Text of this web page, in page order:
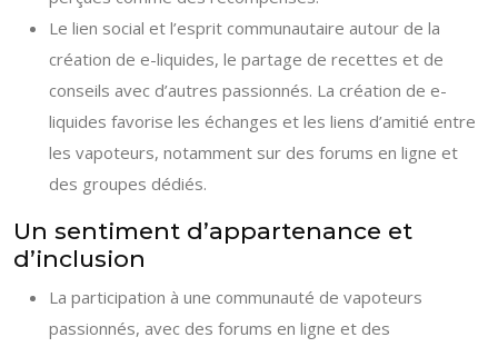
Le lien social et l’esprit communautaire autour de la
création de e-liquides, le partage de recettes et de
conseils avec d’autres passionnés. La création de e-
liquides favorise les échanges et les liens d’amitié entre
les vapoteurs, notamment sur des forums en ligne et
des groupes dédiés.
Un sentiment d’appartenance et
d’inclusion
La participation à une communauté de vapoteurs
passionnés, avec des forums en ligne et des